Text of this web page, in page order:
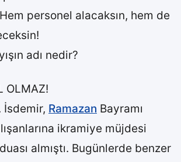
personel alacaksın, hem de
adı nedir?
OLMAZ!
İsdemir, Ramazan Bayramı
ikramiye müjdesi
almıştı. Bugünlerde benzer